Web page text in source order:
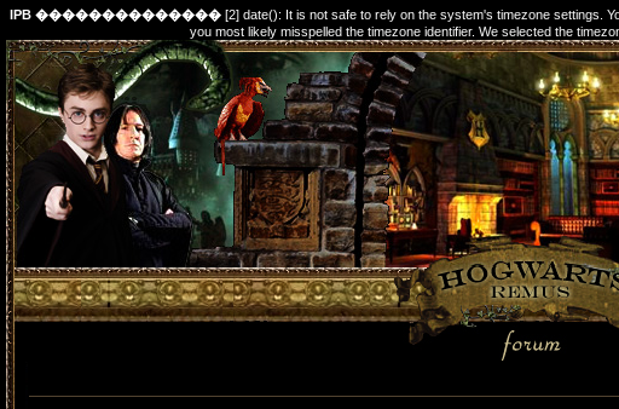
IPB �������������� [2] date(): It is not safe to rely on the system's timezone settings.
you most likely misspelled the timezone identifier. We selected the